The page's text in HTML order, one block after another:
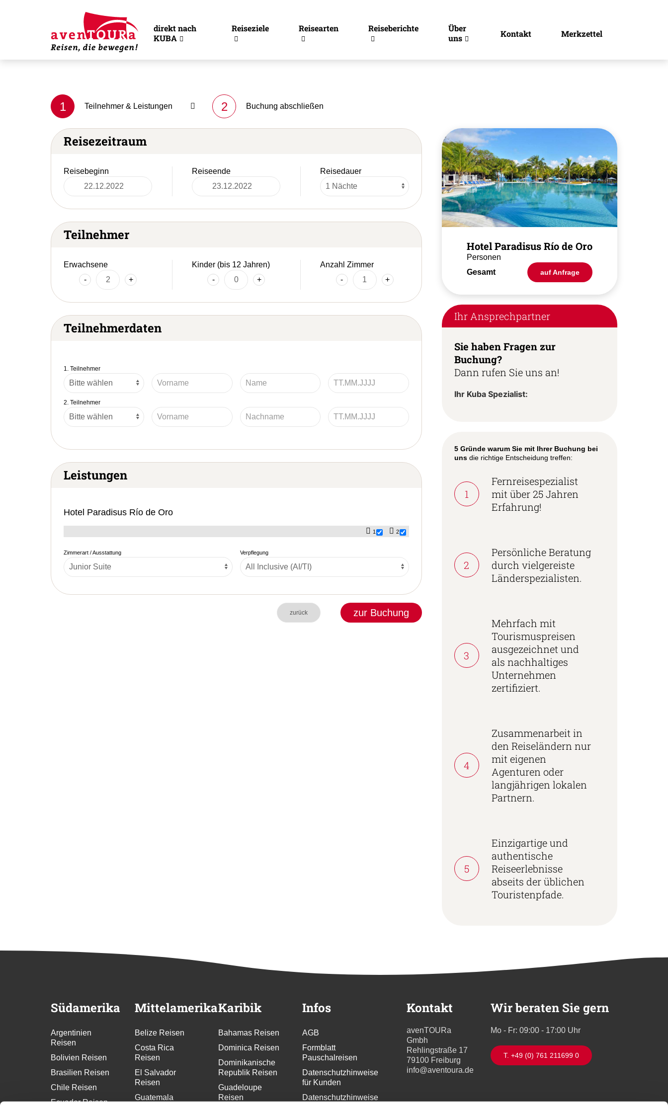
direkt nach
KUBA
Reiseziele Reisearten Reiseberichte
Über
uns
Kontakt Merkzettel
1 Teilnehmer & Leistungen 2 Buchung abschließen
Reisezeitraum
Reisebeginn Reiseende Reisedauer
Teilnehmer
Erwachsene
-
+
Kinder (bis 12 Jahren)
-
+
Anzahl Zimmer
-
+
Teilnehmerdaten
1. Teilnehmer
2. Teilnehmer
Leistungen
Hotel Paradisus Río de Oro
1 2
Zimmerart / Ausstattung Verpflegung
zurück zur Buchung
Hotel Paradisus Río de Oro
Personen
Gesamt
auf Anfrage
Ihr Ansprechpartner
Sie haben Fragen zur
Buchung?
Dann rufen Sie uns an!
Ihr Kuba Spezialist:
5 Gründe warum Sie mit Ihrer Buchung bei
unsdie richtige Entscheidung treffen:
1
Fernreisespezialist
mit über 25 Jahren
Erfahrung!
2
Persönliche Beratung
durch vielgereiste
Länderspezialisten.
3
Mehrfach mit
Tourismuspreisen
ausgezeichnet und
als nachhaltiges
Unternehmen
zertifiziert.
4
Zusammenarbeit in
den Reiseländern nur
mit eigenen
Agenturen oder
langjährigen lokalen
Partnern.
5
Einzigartige und
authentische
Reiseerlebnisse
abseits der üblichen
Touristenpfade.
Südamerika
Argentinien
Reisen
Bolivien Reisen
Brasilien Reisen
Chile Reisen
Ecuador Reisen
Mittelamerika
Belize Reisen
Costa Rica
Reisen
El Salvador
Reisen
Guatemala
Karibik
Bahamas Reisen
Dominica Reisen
Dominikanische
Republik Reisen
Guadeloupe
Reisen
Infos
AGB
Formblatt
Pauschalreisen
Datenschutzhinweise
für Kunden
Datenschutzhinweise
Kontakt
avenTOURa
Gmbh
Rehlingstraße 17
79100 Freiburg
info@aventoura.de
Wir beraten Sie gern
Mo - Fr: 09:00 - 17:00 Uhr
T. +49 (0) 761 211699 0